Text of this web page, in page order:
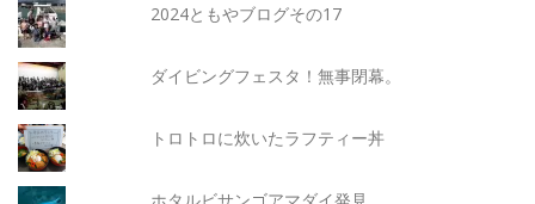
2024ともやブログその17
ダイビングフェスタ！無事閉幕。
トロトロに炊いたラフティー丼